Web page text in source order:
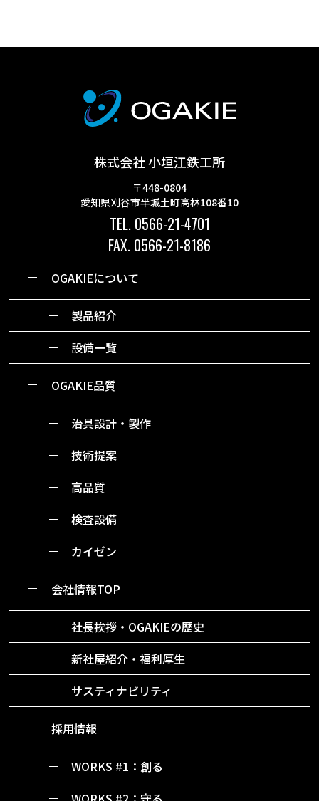
OGAKIEについて
製品紹介
設備一覧
OGAKIE品質
治具設計・製作
技術提案
高品質
検査設備
カイゼン
会社情報TOP
社長挨拶・OGAKIEの歴史
新社屋紹介・福利厚生
サスティナビリティ
採用情報
WORKS #1：創る
株式会社小垣江鉄工所
〒448-0804
愛知県刈谷市半城土町高林108番10
TEL. 0566-21-4701
FAX. 0566-21-8186